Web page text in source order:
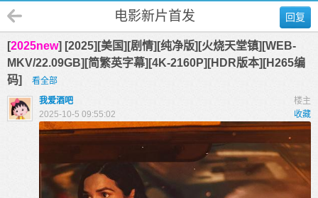
回复
电影新片首发
[2025new] [2025][美国][剧情][纯净版][火烧天堂镇][WEB-
MKV/22.09GB][简繁英字幕][4K-2160P][HDR版本][H265编
码]
看全部
楼主
我爱酒吧
收藏
2025-10-5 09:55:02